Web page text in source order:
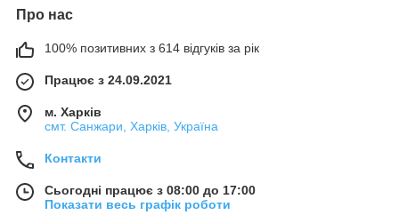
Про нас
100% позитивних з 614 відгуків за рік
Працює з 24.09.2021
м. Харків
смт. Санжари, Харків, Україна
Контакти
Сьогодні працює з 08:00 до 17:00
Показати весь графік роботи